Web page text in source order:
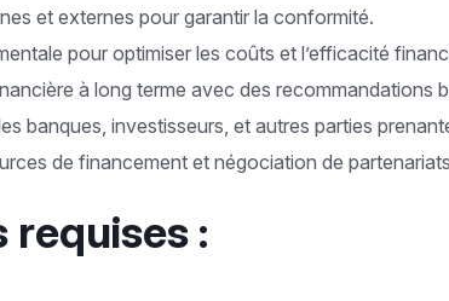
et externes pour garantir la conformité.
pour optimiser les coûts et l’efficacité
à long terme avec des recommandations
banques, investisseurs, et autres parties
de financement et négociation de
: